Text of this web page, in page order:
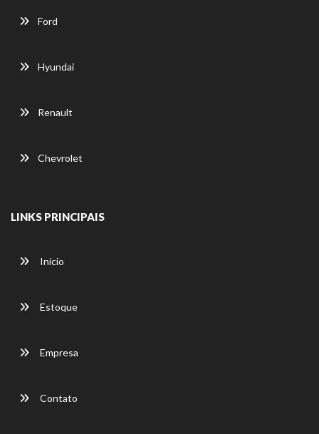
Ford
Hyundai
Renault
Chevrolet
LINKS PRINCIPAIS
Início
Estoque
Empresa
Contato